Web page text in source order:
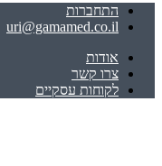
התחברות
uri@gamamed.co.il
אודות
צרו קשר
לקוחות עסקיים